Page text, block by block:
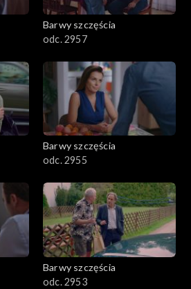
Barwy szczęścia
odc. 2957
Barwy szczęścia
odc. 2955
Barwy szczęścia
odc. 2953